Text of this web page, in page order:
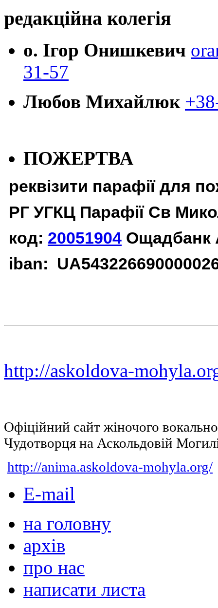
редакційна колегія
о. Ігор Онишкевич
31-57
Любов Михайлюк
ПОЖЕРТВА
реквізити парафії для
РГ УГКЦ Парафії Св
код: 20051904 Ощадбанк
iban:
http://askoldova-
Офіційний сайт жіночого
Чудотворця на Аскольдовій
http://anima.askoldova-mohyla.org/
E-mail
на головну
архів
про нас
написати листа